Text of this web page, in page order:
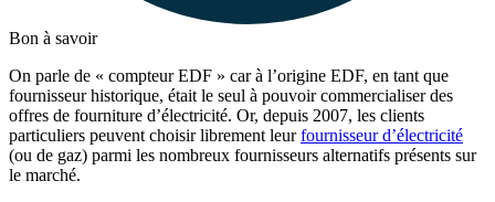
Bon à savoir
On parle de « compteur EDF » car à l’origine EDF, en tant que
fournisseur historique, était le seul à pouvoir commercialiser des
offres de fourniture d’électricité. Or, depuis 2007, les clients
particuliers peuvent choisir librement leurfournisseur d’électricité
(ou de gaz) parmi les nombreux fournisseurs alternatifs présents sur
le marché.